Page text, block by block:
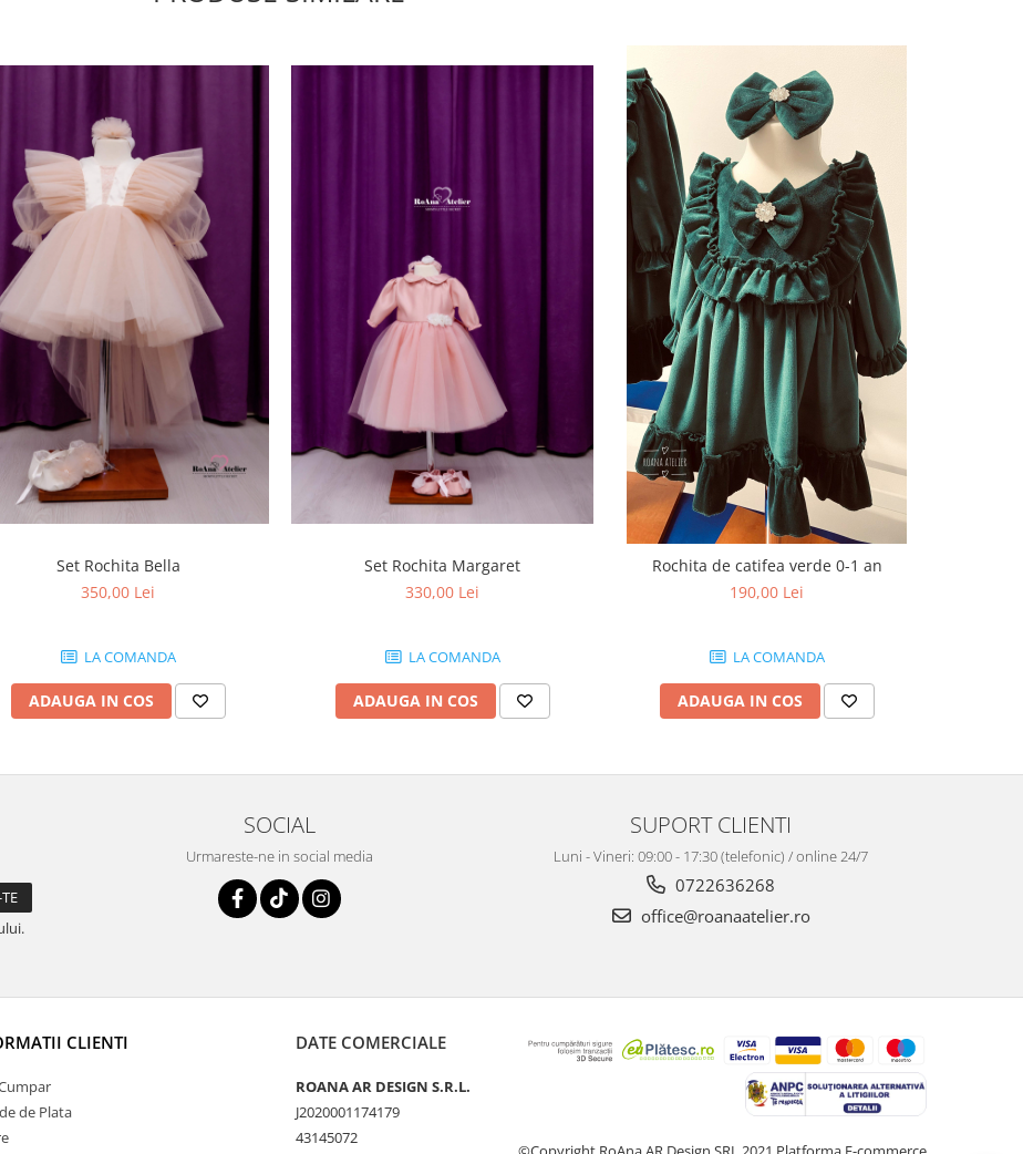
Set Rochita Bella
350,00 Lei
LA COMANDA
ADAUGA IN COS
Set Rochita Margaret
330,00 Lei
LA COMANDA
ADAUGA IN COS
Rochita de catifea verde 0-1 an
190,00 Lei
LA COMANDA
ADAUGA IN COS
SOCIAL
Urmareste-ne in social media
SUPORT CLIENTI
Luni - Vineri: 09:00 - 17:30 (telefonic) / online 24/7
0722636268
office@roanaatelier.ro
CLIENTI
de Plata
DATE COMERCIALE
ROANA AR DESIGN S.R.L.
J2020001174179
43145072